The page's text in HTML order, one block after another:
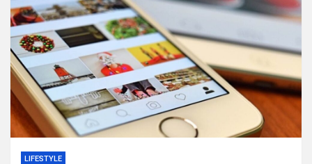
LIFESTYLE